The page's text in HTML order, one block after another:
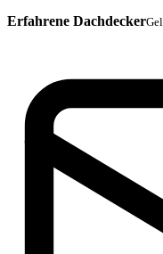
Erfahrene Dachdecker